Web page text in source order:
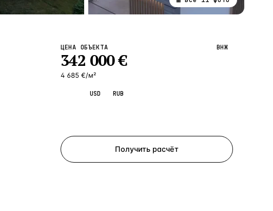
ЦЕНА ОБЪЕКТА
342 000€
4 685 €/м²
ВНЖ
USD RUB
Получить расчёт